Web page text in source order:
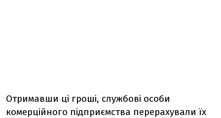
Отримавши ці гроші, службові особи
комерційного підприємства перерахували їх